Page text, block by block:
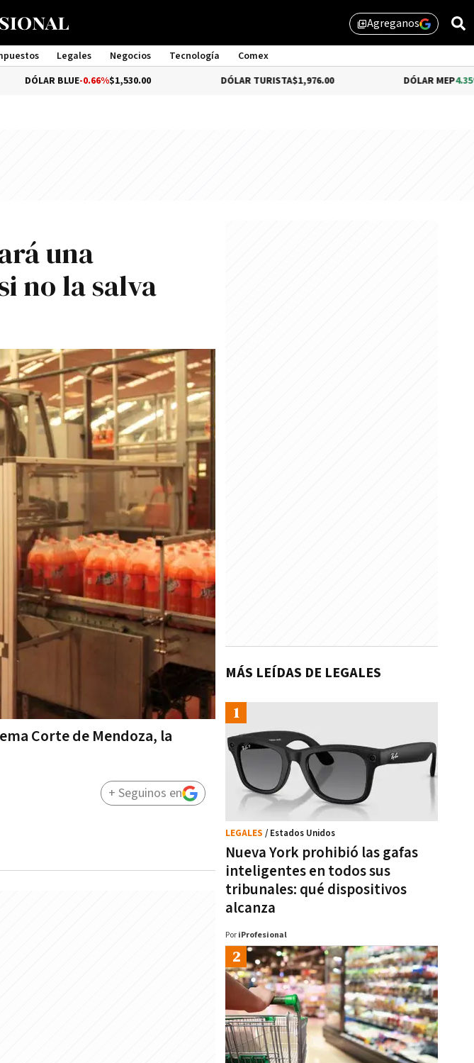
library_addAgreganos
Legales Negocios Tecnología
Comex
BLUE-0.66% $1,530.00 DÓLAR TURISTA$1,976.00 4.35%$1,579.46
una
no la salva
Corte de Mendoza, la
+ Seguinos en
MÁS LEÍDAS DE LEGALES
Nueva York prohibió las gafas
inteligentes en todos sus
tribunales: qué dispositivos
alcanza
LEGALES / Estados Unidos
Por iProfesional